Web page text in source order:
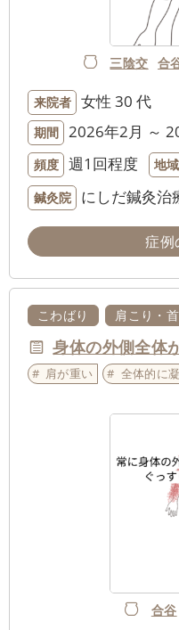
三陰交 合
来院者 女性 30 代
期間 2026年2月 ～
頻度 週1回程度 地域
鍼灸院 にしだ鍼灸治
症例
こわばり 肩こり・
身体の外側全体
肩が重い 全体的に
合谷